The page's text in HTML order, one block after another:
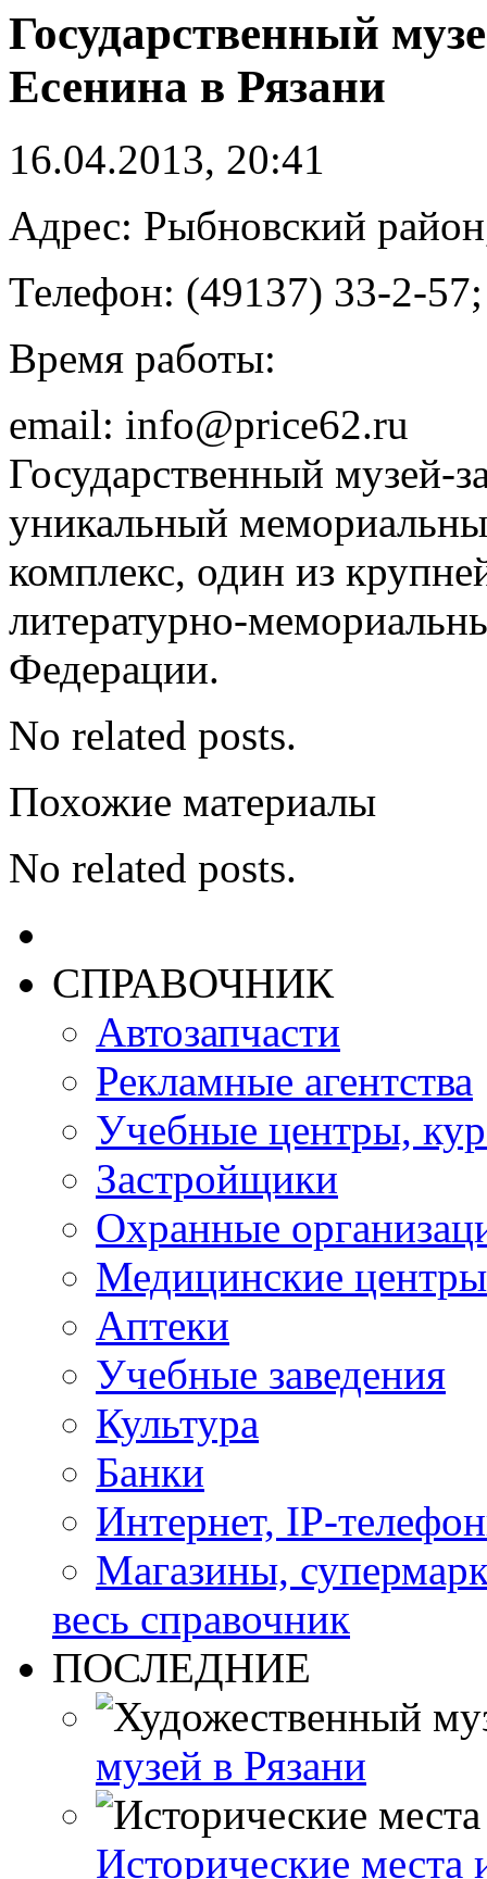
Государственный
Есенина в Рязани
16.04.2013, 20:41
Адрес: Рыбновский
Телефон: (49137) 33-2-
Время работы:
email: info@price62.ru
Государственный музей-
уникальный
комплекс, один из
литературно-
Федерации.
No related posts.
Похожие материалы
No related posts.
СПРАВОЧНИК
Автозапчасти
Рекламные агентства
Учебные центры,
Застройщики
Охранные
Медицинские центры
Аптеки
Учебные заведения
Культура
Банки
Интернет, IP-
Магазины,
весь справочник
ПОСЛЕДНИЕ
музей в Рязани
Исторические места